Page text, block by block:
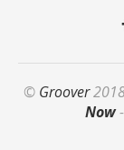
© Groover
Now-